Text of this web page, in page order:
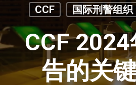
CCF 国际刑警组织
CCF
告的关